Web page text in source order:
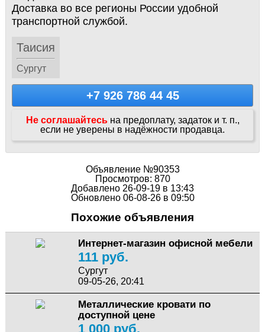
Доставка во все регионы России удобной
транспортной службой.
Таисия
Сургут
+7 926 786 44 45
Не соглашайтесь на предоплату, задаток и т. п.,
если не уверены в надёжности продавца.
Объявление №90353
Просмотров: 870
Добавлено 26-09-19 в 13:43
Обновлено 06-08-26 в 09:50
Похожие объявления
Интернет-магазин офисной мебели
111 руб.
Сургут
09-05-26, 20:41
Металлические кровати по
доступной цене
1 000 руб.